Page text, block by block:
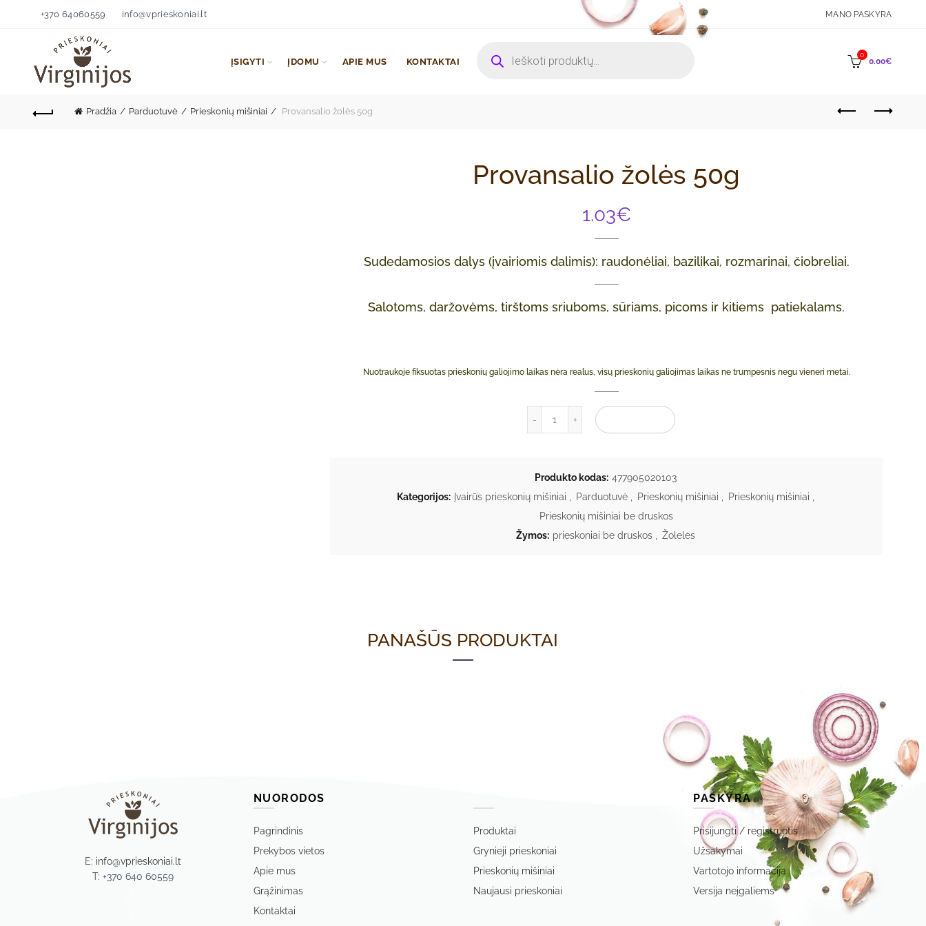
+370 64060559 info@vprieskoniai.lt MANO PASKYRA
ĮSIGYTI ĮDOMU APIE MUS KONTAKTAI
search
0
0.00€
Pradžia Parduotuvė Prieskonių mišiniai Provansalio žolės 50g
Provansalio žolės 50g
1.03€
Sudedamosios dalys (įvairiomis dalimis): raudonėliai, bazilikai, rozmarinai, čiobreliai.
Salotoms, daržovėms, tirštoms sriuboms, sūriams, picoms ir kitiems patiekalams.
Nuotraukoje fiksuotas prieskonių galiojimo laikas nėra realus, visų prieskonių galiojimas laikas ne trumpesnis negu vieneri metai.
produkto kiekis: Provansalio žolės 50g
Produkto kodas: 477905020103
Kategorijos: Įvairūs prieskonių mišiniai Parduotuvė Prieskonių mišiniai Prieskonių mišiniai
Prieskonių mišiniai be druskos
Žymos: prieskoniai be druskos Žolelės
PANAŠŪS PRODUKTAI
E: info@vprieskoniai.lt
T:+370 640 60559
NUORODOS
Pagrindinis
Prekybos vietos
Apie mus
Grąžinimas
Kontaktai
Produktai
Grynieji prieskoniai
Prieskonių mišiniai
Naujausi prieskoniai
PASKYRA
Prisijungti / registruotis
Užsakymai
Vartotojo informacija
Versija neįgaliems